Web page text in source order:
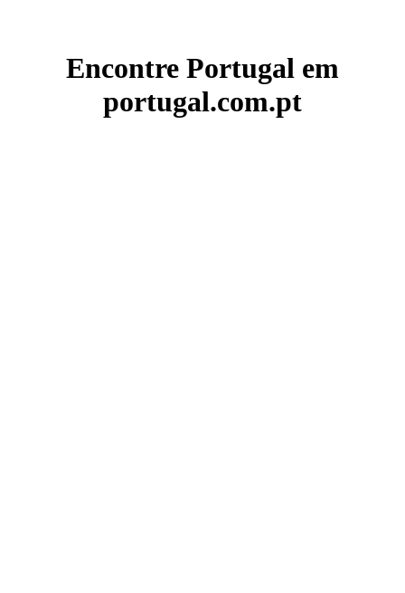
Encontre Portugal em
portugal.com.pt